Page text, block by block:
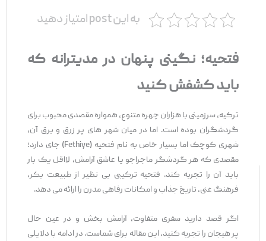
به این post امتیاز دهید
فتحیه؛ نگینی پنهان در مدیترانه که
باید کشفش کنید
ترکیه، سرزمینی با هزاران چهره متنوع، همواره مقصدی محبوب برای
گردشگران بوده است. اما در میان شهر های پر زرق ‌و برق آن،
شهری کوچک اما بسیار خاص به نام فتحیه (Fethiye) جای دارد؛
مقصدی که هر گردشگر ماجراجو یا عاشق آرامش، لااقل یک‌ بار
باید آن را تجربه کند. فتحیه ترکیبی بی ‌نظیر از طبیعت بکر،
فرهنگ غنی، تاریخ جذاب و امکانات رفاهی مدرن را ارائه می ‌دهد.
اگر قصد دارید سفری متفاوت، آرامش ‌بخش و در عین حال
پر هیجان را تجربه کنید، این مقاله برای شماست. در ادامه با دلایلی